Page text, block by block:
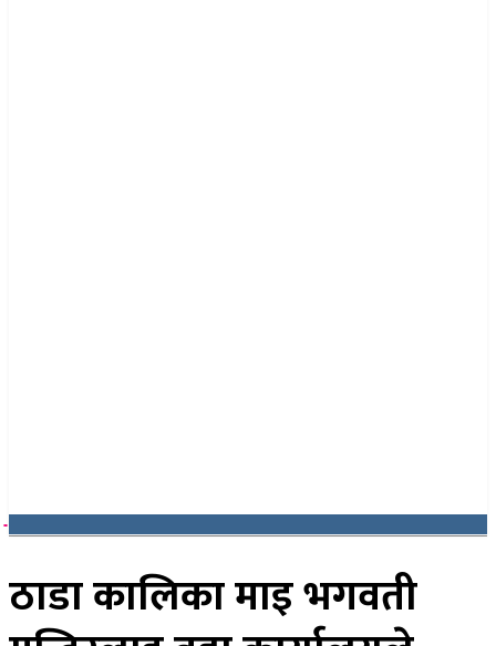
ठाडा कालिका माइ भगवती